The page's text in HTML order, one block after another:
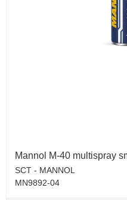
Mannol M-40 multispray
SCT - MANNOL
MN9892-04